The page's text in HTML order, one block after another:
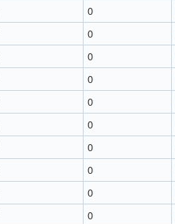
0
0
0
0
0
0
0
0
0
0